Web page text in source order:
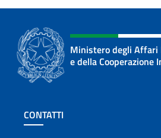
Ministero degli Affari
e della Cooperazione
Sezione footer
CONTATTI